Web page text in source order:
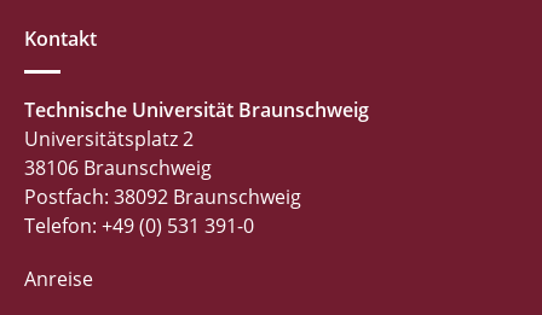
Kontakt
Technische Universität Braunschweig
Universitätsplatz 2
38106 Braunschweig
Postfach: 38092 Braunschweig
Telefon: +49 (0) 531 391-0
Anreise